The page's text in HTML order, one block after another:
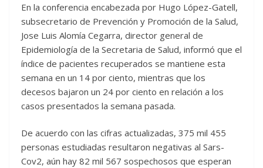
En la conferencia encabezada por Hugo López-Gatell,
subsecretario de Prevención y Promoción de la Salud,
Jose Luis Alomía Cegarra, director general de
Epidemiología de la Secretaria de Salud, informó que el
índice de pacientes recuperados se mantiene esta
semana en un 14 por ciento, mientras que los
decesos bajaron un 24 por ciento en relación a los
casos presentados la semana pasada.
De acuerdo con las cifras actualizadas, 375 mil 455
personas estudiadas resultaron negativas al Sars-
Cov2, aún hay 82 mil 567 sospechosos que esperan